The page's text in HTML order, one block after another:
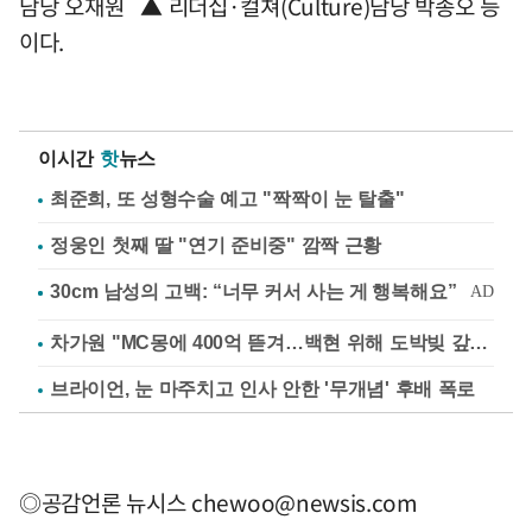
이다.
이시간 핫뉴스
최준희, 또 성형수술 예고 "짝짝이 눈 탈출"
정웅인 첫째 딸 "연기 준비중" 깜짝 근황
차가원 "MC몽에 400억 뜯겨…백현 위해 도박빚 갚아줘"
브라이언, 눈 마주치고 인사 안한 '무개념' 후배 폭로
◎공감언론 뉴시스chewoo@newsis.com